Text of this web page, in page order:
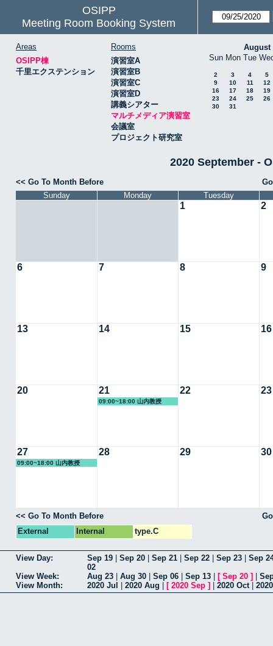
OSIPP
Meeting Room Booking System
Areas
OSIPP棟
千里エクステンション
Rooms
演習室A
演習室B
演習室C
演習室D
講義シアター
マルチメディア演習室
会議室
プロジェクト研究室
August
Sun Mon Tue
2 3 4
5
9
10 11
12
16
17 18
19
23
24 25
26
30
31
2020 September -
<< Go To Month Before
Sunday
Monday Tuesday
1 2
6 7 8 9
13 14 15 16
20 21
09:00~18:00 山内教授
22 23
27
09:00~18:00 山内教授
28 29 30
<< Go To Month Before
External
Internal type.C
View Day: Sep 19 Sep 20 Sep 21 Sep 22 Sep 23
Sep
02
View Week:
Aug 23 Aug 30 Sep 06 Sep 13 [ Sep 20 ]
View Month:
2020 Jul 2020 Aug [ 2020 Sep ] 2020 Oct